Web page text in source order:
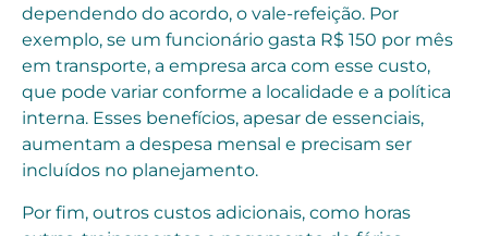
dependendo do acordo, o vale-refeição. Por
exemplo, se um funcionário gasta R$ 150 por mês
em transporte, a empresa arca com esse custo,
que pode variar conforme a localidade e a política
interna. Esses benefícios, apesar de essenciais,
aumentam a despesa mensal e precisam ser
incluídos no planejamento.
Por fim, outros custos adicionais, como horas